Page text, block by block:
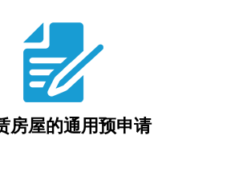
房屋的通用预申请